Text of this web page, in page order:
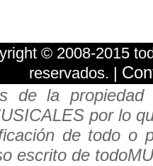
© 2008-2015
reservados. |
de la
por lo
de todo o
escrito de